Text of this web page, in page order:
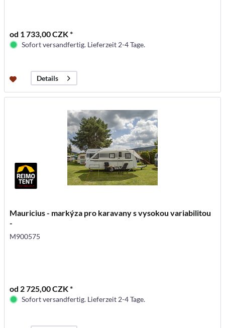
od 1 733,00 CZK *
Sofort versandfertig. Lieferzeit 2-4 Tage.
Details
Mauricius - markýza pro karavany s vysokou variabilitou
-
M900575
od 2 725,00 CZK *
Sofort versandfertig. Lieferzeit 2-4 Tage.